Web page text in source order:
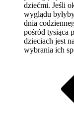
dziećmi. Jeśli
wyglądu
dnia
pośród tysiąca
dzieciach jest
wybrania ich